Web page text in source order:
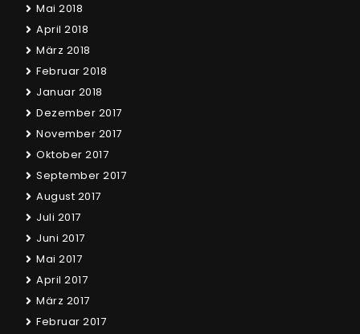
Mai 2018
April 2018
März 2018
Februar 2018
Januar 2018
Dezember 2017
November 2017
Oktober 2017
September 2017
August 2017
Juli 2017
Juni 2017
Mai 2017
April 2017
März 2017
Februar 2017